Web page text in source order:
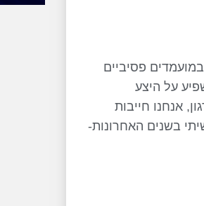
פסיביים
על היצע
אנחנו חייבות
בשנים האחרונות-